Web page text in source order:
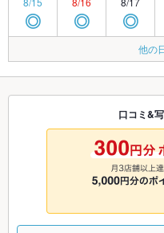
◎ ◎ ◎
◎ ◎
8/24
◎
8/29 8/30 8/31
◎
9/7
◎
他の
口コミ&